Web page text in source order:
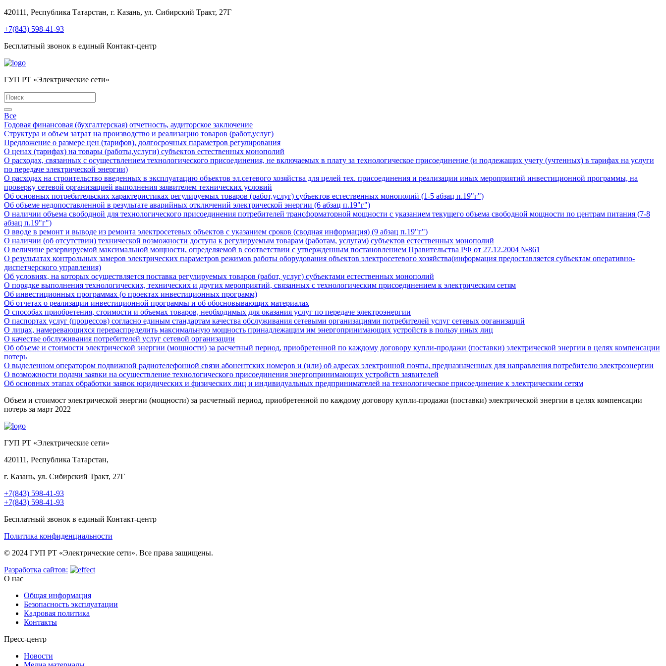
420111, Республика Татарстан, г. Казань, ул. Сибирский Тракт, 27Г
+7(843) 598-41-93
Бесплатный звонок в единый Контакт-центр
ГУП РТ «Электрические сети»
Все
Годовая финансовая (бухгалтерская) отчетность, аудиторское заключение
Структура и объем затрат на производство и реализацию товаров (работ,услуг)
Предложение о размере цен (тарифов), долгосрочных параметров регулирования
О ценах (тарифах) на товары (работы,услуги) субъектов естественных монополий
О расходах, связанных с осуществлением технологического присоединения, не включаемых в плату за технологическое присоединение (и подлежащих учету (учтенных) в тарифах на услуги
по передаче электрической энергии)
О расходах на строительство введенных в эксплуатацию объектов эл.сетевого хозяйства для целей тех. присоединения и реализации иных мероприятий инвестиционной программы, на
проверку сетевой организацией выполнения заявителем технических условий
Об основных потребительских характеристиках регулируемых товаров (работ,услуг) субъектов естественных монополий (1-5 абзац п.19"г")
Об объеме недопоставленной в результате аварийных отключений электрической энергии (6 абзац п.19"г")
О наличии объема свободной для технологического присоединения потребителей трансформаторной мощности с указанием текущего объема свободной мощности по центрам питания (7-8
абзац п.19"г")
О вводе в ремонт и выводе из ремонта электросетевых объектов с указанием сроков (сводная информация) (9 абзац п.19"г")
О наличии (об отсутствии) технической возможности доступа к регулируемым товарам (работам, услугам) субъектов естественных монополий
О величине резервируемой максимальной мощности, определяемой в соответствии с утвержденным постановлением Правительства РФ от 27.12.2004 №861
О результатах контрольных замеров электрических параметров режимов работы оборудования объектов электросетевого хозяйства(информация предоставляется субъектам оперативно-
диспетчерского управления)
Об условиях, на которых осуществляется поставка регулируемых товаров (работ, услуг) субъектами естественных монополий
О порядке выполнения технологических, технических и других мероприятий, связанных с технологическим присоединением к электрическим сетям
Об инвестиционных программах (о проектах инвестиционных программ)
Об отчетах о реализации инвестиционной программы и об обосновывающих материалах
О способах приобретения, стоимости и объемах товаров, необходимых для оказания услуг по передаче электроэнергии
О паспортах услуг (процессов) согласно единым стандартам качества обслуживания сетевыми организациями потребителей услуг сетевых организаций
О лицах, намеревающихся перераспределить максимальную мощность принадлежащим им энергопринимающих устройств в пользу иных лиц
О качестве обслуживания потребителей услуг сетевой организации
Об объеме и стоимости электрической энергии (мощности) за расчетный период, приобретенной по каждому договору купли-продажи (поставки) электрической энергии в целях компенсации
потерь
О выделенном оператором подвижной радиотелефонной связи абонентских номеров и (или) об адресах электронной почты, предназначенных для направления потребителю электроэнергии
О возможности подачи заявки на осуществление технологического присоединения энергопринимающих устройств заявителей
Об основных этапах обработки заявок юридических и физических лиц и индивидуальных предпринимателей на технологическое присоединение к электрическим сетям
Объем и стоимост электрической энергии (мощности) за расчетный период, приобретенной по каждому договору купли-продажи (поставки) электрической энергии в целях компенсации
потерь за март 2022
ГУП РТ «Электрические сети»
420111, Республика Татарстан,
г. Казань, ул. Сибирский Тракт, 27Г
+7(843) 598-41-93
+7(843) 598-41-93
Бесплатный звонок в единый Контакт-центр
Политика конфиденциальности
© 2024 ГУП РТ «Электрические сети». Все права защищены.
Разработка сайтов:
О нас
Общая информация
Безопасность эксплуатации
Кадровая политика
Контакты
Пресс-центр
Новости